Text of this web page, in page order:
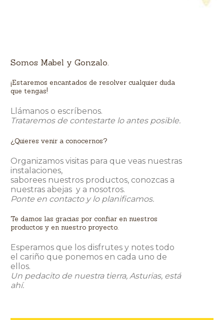
Somos Mabel y Gonzalo.
¡Estaremos encantados de resolver cualquier duda
que tengas!
Llámanos o escríbenos.
Trataremos de contestarte lo antes posible.
¿Quieres venir a conocernos?
Organizamos visitas para que veas nuestras
instalaciones,
saborees nuestros productos, conozcas a
nuestras abejas y a nosotros.
Ponte en contacto y lo planificamos.
Te damos las gracias por confiar en nuestros
productos y en nuestro proyecto.
Esperamos que los disfrutes y notes todo
el cariño que ponemos en cada uno de
ellos.
Un pedacito de nuestra tierra, Asturias, está
ahí.